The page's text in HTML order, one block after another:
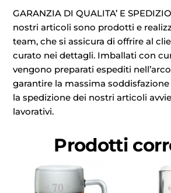
GARANZIA DI QUALITA’ E
nostri articoli sono prodotti e
team, che si assicura di offrire al
curato nei dettagli. Imballati con
vengono preparati espediti
garantire la massima
la spedizione dei nostri articoli
lavorativi.
Prodotti